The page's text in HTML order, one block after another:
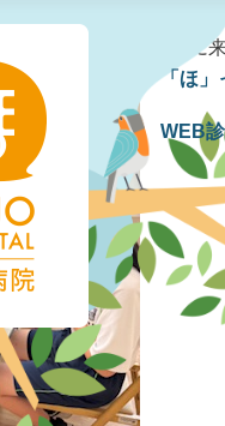
「ほ」
WEB
|2025年9月24日
中学校から職場体験に